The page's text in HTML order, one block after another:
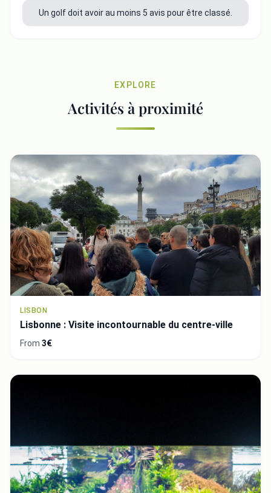
Un golf doit avoir au moins 5 avis pour être classé.
EXPLORE
Activités à proximité
LISBON
Lisbonne : Visite incontournable du centre-ville
From 3€